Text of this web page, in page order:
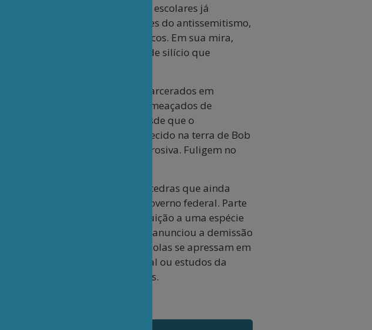
extinção – muitas bibliotecas escolares já
alegam que perseguem agentes do antissemitismo,
o racismo – contra brancos. Em sua mira,
É uma nuvem de gafanhotos de silício que
e Rumeysa Ozturk estão encarcerados em
que vivem lá se veem ameaçados de
ou mesmo imposta. Desde que o
e 1950 não se via nada parecido na terra de Bob
e Timothy Leary. Chuva corrosiva. Fuligem no
chamas moral, incinera as cátedras que ainda
que deveria receber do governo federal. Parte
e políticos levaram a instituição a uma espécie
semana passada, Columbia anunciou a demissão
meses na função. Outras escolas se apressam em
referência a diversidade sexual ou estudos da
já vem dando seus sinais.